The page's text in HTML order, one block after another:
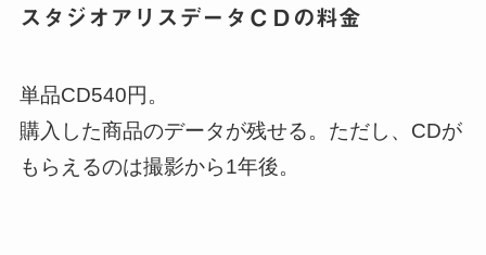
スタジオアリスデータＣＤの料金
単品CD540円。
購入した商品のデータが残せる。ただし、CDが
もらえるのは撮影から1年後。